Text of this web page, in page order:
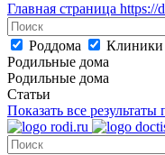
Главная страница https://
Роддома Клиники
Родильные дома
Родильные дома
Статьи
Показать все результаты